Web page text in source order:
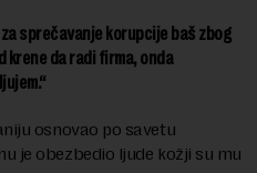
sprečavanje korupcije baš zbog
krene da radi firma, onda
osnovao po savetu
je obezbedio ljude kožji su mu